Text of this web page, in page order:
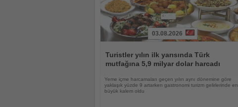
Oku
03.08.2026
Turistler yılın ilk yarısında Türk
mutfağına 5,9 milyar dolar harcadı
Yeme içme harcamaları geçen yılın aynı dönemine göre
yaklaşık yüzde 9 artarken gastronomi turizm gelirlerinde en
büyük kalem oldu